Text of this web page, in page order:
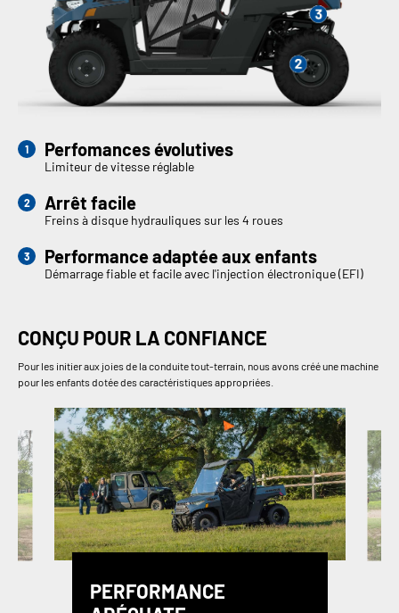
Perfomances évolutives
Limiteur de vitesse réglable
Arrêt facile
Freins à disque hydrauliques sur les 4 roues
Performance adaptée aux enfants
Démarrage fiable et facile avec l'injection électronique (EFI)
CONÇU POUR LA CONFIANCE
Pour les initier aux joies de la conduite tout-terrain, nous avons créé une machine
pour les enfants dotée des caractéristiques appropriées.
PERFORMANCE